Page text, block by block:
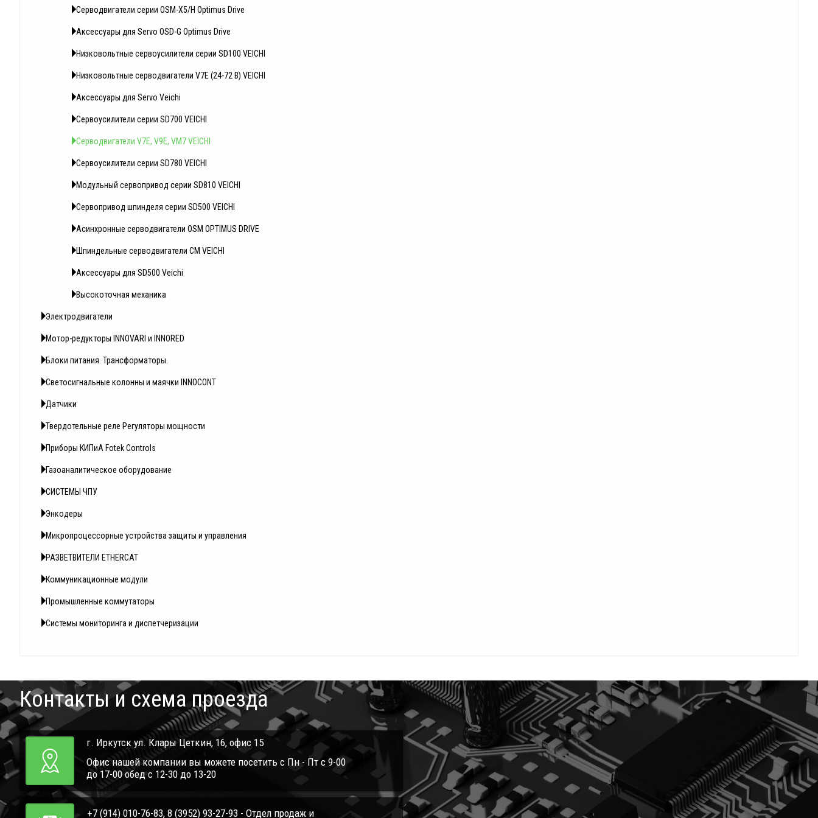
Серводвигатели серии OSM-X5/H Optimus Drive
Аксессуары для Servo OSD-G Optimus Drive
Низковольтные сервоусилители серии SD100 VEICHI
Низковольтные серводвигатели V7E (24-72 В) VEICHI
Аксессуары для Servo Veichi
Сервоусилители серии SD700 VEICHI
Серводвигатели V7E, V9E, VM7 VEICHI
Сервоусилители серии SD780 VEICHI
Модульный сервопривод серии SD810 VEICHI
Сервопривод шпинделя серии SD500 VEICHI
Асинхронные серводвигатели OSM OPTIMUS DRIVE
Шпиндельные серводвигатели CM VEICHI
Аксессуары для SD500 Veichi
Высокоточная механика
Электродвигатели
Мотор-редукторы INNOVARI и INNORED
Блоки питания. Трансформаторы.
Светосигнальные колонны и маячки INNOCONT
Датчики
Твердотельные реле Регуляторы мощности
Приборы КИПиА Fotek Controls
Газоаналитическое оборудование
СИСТЕМЫ ЧПУ
Энкодеры
Микропроцессорные устройства защиты и управления
РАЗВЕТВИТЕЛИ ETHERCAT
Коммуникационные модули
Промышленные коммутаторы
Системы мониторинга и диспетчеризации
Контакты и схема проезда
г. Иркутск ул. Клары Цеткин, 16, офис 15
Офис нашей компании вы можете посетить с Пн - Пт с 9-00
до 17-00 обед с 12-30 до 13-20
+7 (914) 010-76-83, 8 (3952) 93-27-93 - Отдел продаж и